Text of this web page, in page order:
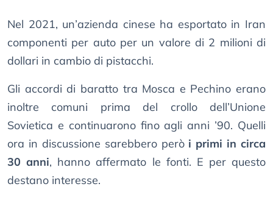
Nel 2021, un’azienda cinese ha esportato in Iran
componenti per auto per un valore di 2 milioni di
dollari in cambio di pistacchi.
Gli accordi di baratto tra Mosca e Pechino erano
inoltre comuni prima del crollo dell’Unione
Sovietica e continuarono fino agli anni ’90. Quelli
ora in discussione sarebbero però i primi in circa
30 anni, hanno affermato le fonti. E per questo
destano interesse.